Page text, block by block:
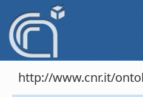
http://www.cnr.it/